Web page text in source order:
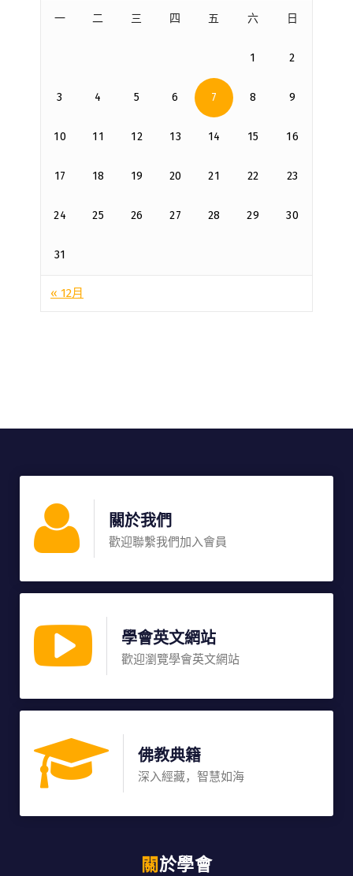
一 二 三 四 五 六 日
1 2
3 4 5 6 7 8 9
10 11 12 13 14 15 16
17 18 19 20 21 22 23
24 25 26 27 28 29 30
31
« 12月
關於我們
歡迎聯繫我們加入會員
學會英文網站
歡迎瀏覽學會英文網站
佛教典籍
深入經藏，智慧如海
關於學會